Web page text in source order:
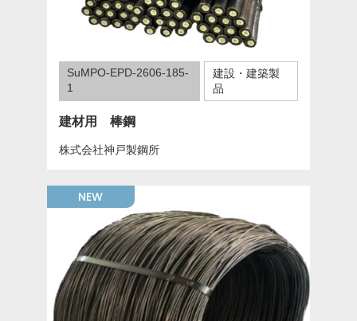
SuMPO-EPD-2606-185-
1
建設・建築製
品
建材用 棒鋼
株式会社神戸製鋼所
NEW